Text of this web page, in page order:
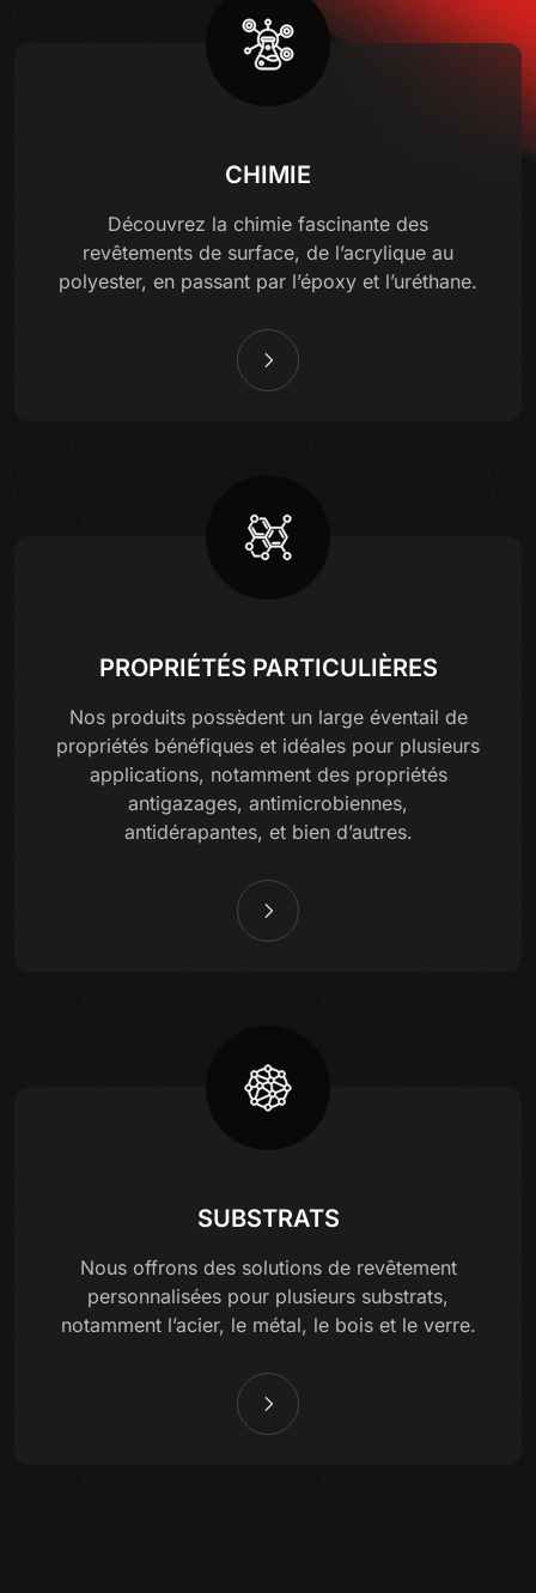
CHIMIE
Découvrez la chimie fascinante des
revêtements de surface, de l’acrylique au
polyester, en passant par l’époxy et l’uréthane.
PROPRIÉTÉS PARTICULIÈRES
Nos produits possèdent un large éventail de
propriétés bénéfiques et idéales pour plusieurs
applications, notamment des propriétés
antigazages, antimicrobiennes,
antidérapantes, et bien d’autres.
SUBSTRATS
Nous offrons des solutions de revêtement
personnalisées pour plusieurs substrats,
notamment l’acier, le métal, le bois et le verre.